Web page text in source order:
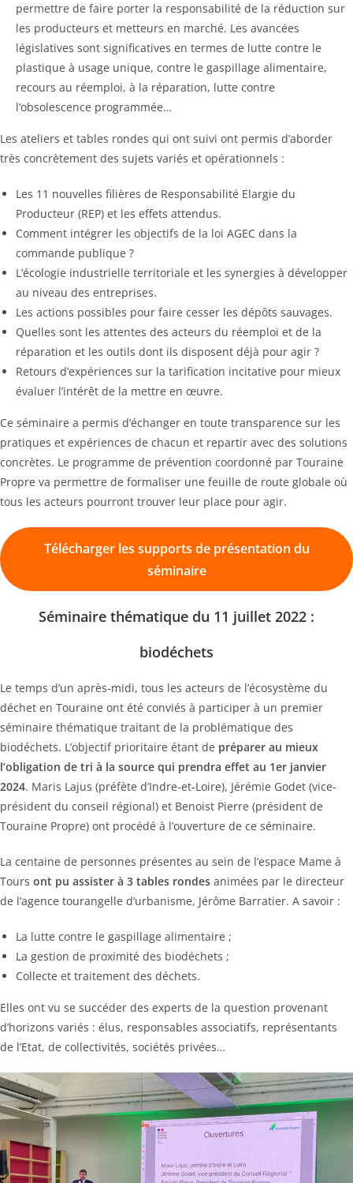
permettre de faire porter la responsabilité de la réduction sur
les producteurs et metteurs en marché. Les avancées
législatives sont significatives en termes de lutte contre le
plastique à usage unique, contre le gaspillage alimentaire,
recours au réemploi, à la réparation, lutte contre
l’obsolescence programmée…
Les ateliers et tables rondes qui ont suivi ont permis d’aborder
très concrètement des sujets variés et opérationnels :
Les 11 nouvelles filières de Responsabilité Elargie du
Producteur (REP) et les effets attendus.
Comment intégrer les objectifs de la loi AGEC dans la
commande publique ?
L’écologie industrielle territoriale et les synergies à développer
au niveau des entreprises.
Les actions possibles pour faire cesser les dépôts sauvages.
Quelles sont les attentes des acteurs du réemploi et de la
réparation et les outils dont ils disposent déjà pour agir ?
Retours d’expériences sur la tarification incitative pour mieux
évaluer l’intérêt de la mettre en œuvre.
Ce séminaire a permis d’échanger en toute transparence sur les
pratiques et expériences de chacun et repartir avec des solutions
concrètes. Le programme de prévention coordonné par Touraine
Propre va permettre de formaliser une feuille de route globale où
tous les acteurs pourront trouver leur place pour agir.
Télécharger les supports de présentation du
séminaire
Séminaire thématique du 11 juillet 2022 :
biodéchets
Le temps d’un après-midi, tous les acteurs de l’écosystème du
déchet en Touraine ont été conviés à participer à un premier
séminaire thématique traitant de la problématique des
biodéchets. L’objectif prioritaire étant de préparer au mieux
l’obligation de tri à la source qui prendra effet au 1er janvier
2024. Maris Lajus (préfète d’Indre-et-Loire), Jérémie Godet (vice-
président du conseil régional) et Benoist Pierre (président de
Touraine Propre) ont procédé à l’ouverture de ce séminaire.
La centaine de personnes présentes au sein de l’espace Mame à
Tours ont pu assister à 3 tables rondes animées par le directeur
de l’agence tourangelle d’urbanisme, Jérôme Barratier. A savoir :
La lutte contre le gaspillage alimentaire ;
La gestion de proximité des biodéchets ;
Collecte et traitement des déchets.
Elles ont vu se succéder des experts de la question provenant
d’horizons variés : élus, responsables associatifs, représentants
de l’Etat, de collectivités, sociétés privées…